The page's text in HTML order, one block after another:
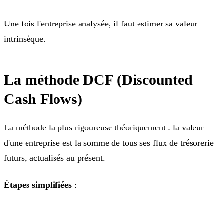
Une fois l'entreprise analysée, il faut estimer sa valeur
intrinsèque.
La méthode DCF (Discounted
Cash Flows)
La méthode la plus rigoureuse théoriquement : la valeur
d'une entreprise est la somme de tous ses flux de trésorerie
futurs, actualisés au présent.
Étapes simplifiées :